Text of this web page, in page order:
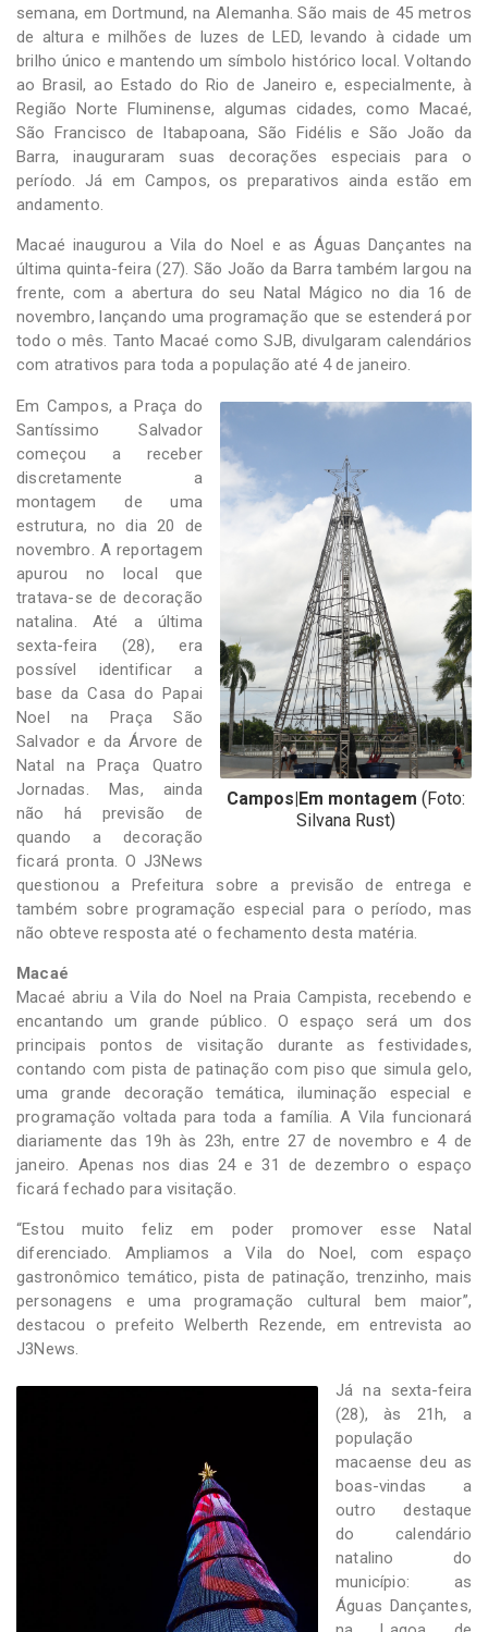
semana, em Dortmund, na Alemanha. São mais de 45 metros
de altura e milhões de luzes de LED, levando à cidade um
brilho único e mantendo um símbolo histórico local. Voltando
ao Brasil, ao Estado do Rio de Janeiro e, especialmente, à
Região Norte Fluminense, algumas cidades, como Macaé,
São Francisco de Itabapoana, São Fidélis e São João da
Barra, inauguraram suas decorações especiais para o
período. Já em Campos, os preparativos ainda estão em
andamento.
Macaé inaugurou a Vila do Noel e as Águas Dançantes na
última quinta-feira (27). São João da Barra também largou na
frente, com a abertura do seu Natal Mágico no dia 16 de
novembro, lançando uma programação que se estenderá por
todo o mês. Tanto Macaé como SJB, divulgaram calendários
com atrativos para toda a população até 4 de janeiro.
Campos|Em montagem (Foto:
Silvana Rust)
Em Campos, a Praça do
Santíssimo Salvador
começou a receber
discretamente a
montagem de uma
estrutura, no dia 20 de
novembro. A reportagem
apurou no local que
tratava-se de decoração
natalina. Até a última
sexta-feira (28), era
possível identificar a
base da Casa do Papai
Noel na Praça São
Salvador e da Árvore de
Natal na Praça Quatro
Jornadas. Mas, ainda
não há previsão de
quando a decoração
ficará pronta. O J3News
questionou a Prefeitura sobre a previsão de entrega e
também sobre programação especial para o período, mas
não obteve resposta até o fechamento desta matéria.
Macaé
Macaé abriu a Vila do Noel na Praia Campista, recebendo e
encantando um grande público. O espaço será um dos
principais pontos de visitação durante as festividades,
contando com pista de patinação com piso que simula gelo,
uma grande decoração temática, iluminação especial e
programação voltada para toda a família. A Vila funcionará
diariamente das 19h às 23h, entre 27 de novembro e 4 de
janeiro. Apenas nos dias 24 e 31 de dezembro o espaço
ficará fechado para visitação.
“Estou muito feliz em poder promover esse Natal
diferenciado. Ampliamos a Vila do Noel, com espaço
gastronômico temático, pista de patinação, trenzinho, mais
personagens e uma programação cultural bem maior”,
destacou o prefeito Welberth Rezende, em entrevista ao
J3News.
Já na sexta-feira
(28), às 21h, a
população
macaense deu as
boas-vindas a
outro destaque
do calendário
natalino do
município: as
Águas Dançantes,